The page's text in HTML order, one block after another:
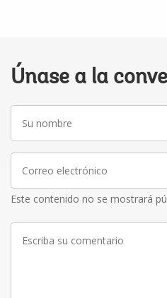
Únase a la
Su
nombre
Correo
electrónico
Este contenido no se mostrará
Escriba